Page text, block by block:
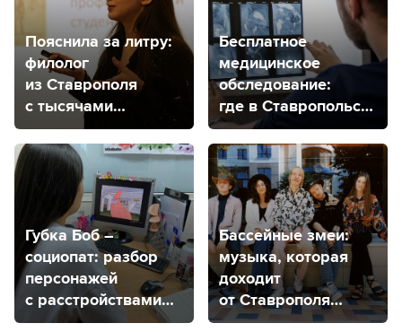
Пояснила за литру:
филолог
из Ставрополя
с тысячами
подписчиков
рассказала о себе
и своем
литературном
паблике
Бесплатное
медицинское
обследование:
где в Ставропольском
крае находятся
центры здоровья
для детей
и взрослых?
Губка Боб –
социопат: разбор
персонажей
с расстройствами
от психолога
Бассейные змеи:
музыка, которая
доходит
от Ставрополя
до Мехико